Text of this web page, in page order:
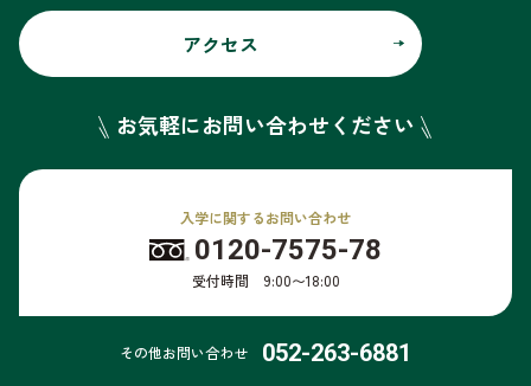
アクセス
お気軽にお問い合わせください
入学に関するお問い合わせ
0120-7575-78
受付時間 9:00〜18:00
その他お問い合わせ 052-263-6881